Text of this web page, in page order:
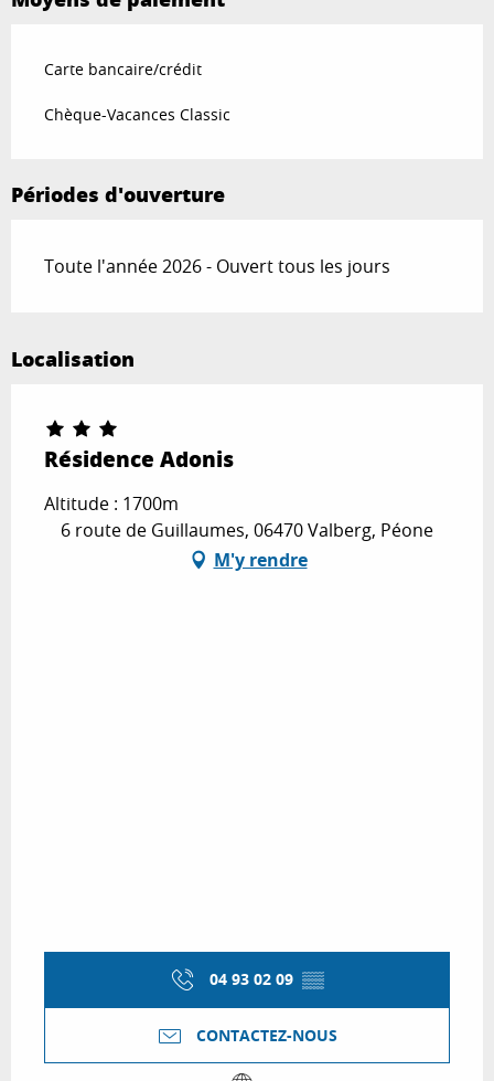
Carte bancaire/crédit
Chèque-Vacances Classic
Périodes d'ouverture
Toute l'année 2026 - Ouvert tous les jours
Localisation
Résidence Adonis
Altitude : 1700m
6 route de Guillaumes, 06470 Valberg, Péone
M'y rendre
04 93 02 09 ▒▒
CONTACTEZ-NOUS